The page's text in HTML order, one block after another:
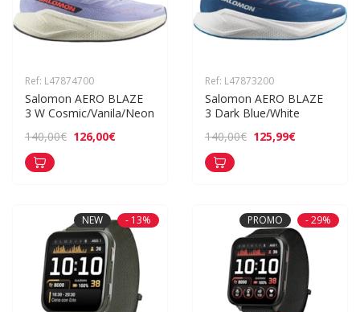
Ref: L47874700
Salomon AERO BLAZE
3 W Cosmic/Vanila/Neon
140,00€ 126,00€
Ref: L47873200
Salomon AERO BLAZE
3 Dark Blue/White
140,00€ 125,99€
NEW - 13% PROMO - 29%